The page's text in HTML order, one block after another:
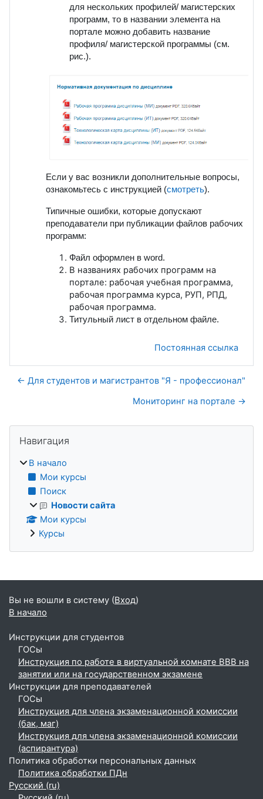
для нескольких профилей/ магистерских
программ, то в названии элемента на
портале можно добавить название
профиля/ магистерской программы (см.
рис.).
Если у вас возникли дополнительные вопросы,
ознакомьтесь с инструкцией (смотреть).
Типичные ошибки, которые допускают
преподаватели при публикации файлов рабочих
программ:
Файл оформлен в word.
В названиях рабочих программ на
портале: рабочая учебная программа,
рабочая программа курса, РУП, РПД,
рабочая программа.
Титульный лист в отдельном файле.
Постоянная ссылка
← Для студентов и магистрантов "Я - профессионал"
Мониторинг на портале →
Навигация
В начало
Мои курсы
Поиск
Новости сайта
Мои курсы
Курсы
Дополнительные блоки
Вы не вошли в систему (Вход)
В начало
Инструкции для студентов
ГОСы
Инструкция по работе в виртуальной комнате BBB на
занятии или на государственном экзамене
Инструкции для преподавателей
ГОСы
Инструкция для члена экзаменационной комиссии
(бак, маг)
Инструкция для члена экзаменационной комиссии
(аспирантура)
Политика обработки персональных данных
Политика обработки ПДн
Русский ‎(ru)‎